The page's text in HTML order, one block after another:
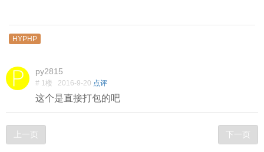
HYPHP
py2815
# 1楼 2016-9-20 点评
这个是直接打包的吧
上一页 下一页